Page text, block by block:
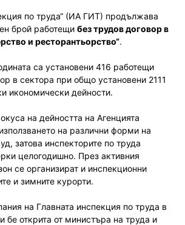
по труда“ (ИА ГИТ) продължава
брой работещи без трудов договор в
и ресторантьорство“.
са установени 416 работещи
в сектора при общо установени 2111
икономически дейности.
на дейността на Агенцията
на различни форми на
затова инспекторите по труда
целогодишно. През активния
се организират и инспекционни
и зимните курорти.
на Главната инспекция по труда в
бе открита от министъра на труда и